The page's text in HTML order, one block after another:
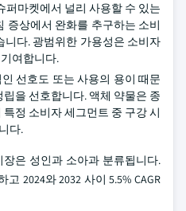
퍼마켓에서 널리 사용할 수 있는
증상에서 완화를 추구하는 소비
니다. 광범위한 가용성은 소비자
여합니다.
선호도 또는 사용의 용이 때문
을 선호합니다. 액체 약물은 종
정 소비자 세그먼트 중 구강 시
다.
은 성인과 소아과 분류됩니다.
2024와 2032 사이 5.5% CAGR